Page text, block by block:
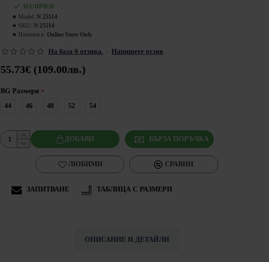
НАЛИЧЕН
Model: N 25514
SKU: N 25514
Наличен в: Online Store Only
На база 0 отзива. - Напишете отзив
55.73€ (109.00лв.)
BG Размери
44
46 48 52 54
ДОБАВИ БЪРЗА ПОРЪЧКА
ЛЮБИМИ СРАВНИ
ЗАПИТВАНЕ ТАБЛИЦА С РАЗМЕРИ
ОПИСАНИЕ И ДЕТАЙЛИ